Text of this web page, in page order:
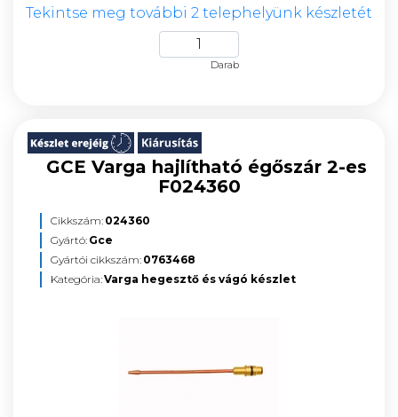
Tekintse meg további 2 telephelyünk készletét
Darab
GCE Varga hajlítható égőszár 2-es
F024360
Cikkszám: 024360
Gyártó: Gce
Gyártói cikkszám: 0763468
Kategória:Varga hegesztő és vágó készlet